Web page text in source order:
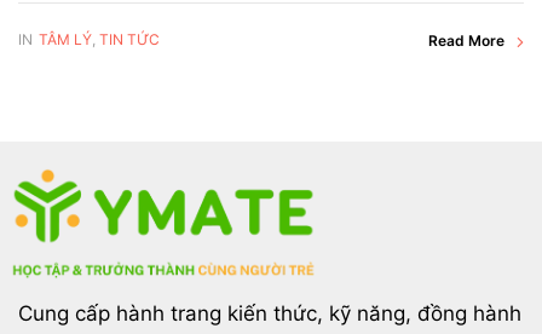
IN TÂM LÝ TIN TỨC Read More
Cung cấp hành trang kiến thức, kỹ năng, đồng hành